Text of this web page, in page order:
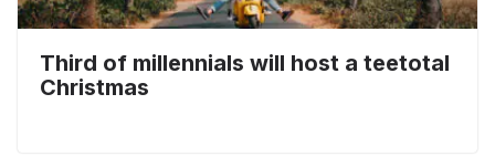
Third of millennials will host a teetotal
Christmas